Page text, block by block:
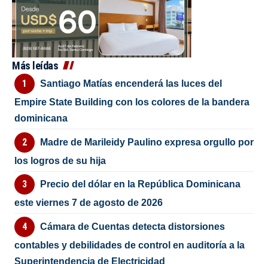
Más leídas
Santiago Matías encenderá las luces del
Empire State Building con los colores de la bandera
dominicana
Madre de Marileidy Paulino expresa orgullo por
los logros de su hija
Precio del dólar en la República Dominicana
este viernes 7 de agosto de 2026
Cámara de Cuentas detecta distorsiones
contables y debilidades de control en auditoría a la
Superintendencia de Electricidad